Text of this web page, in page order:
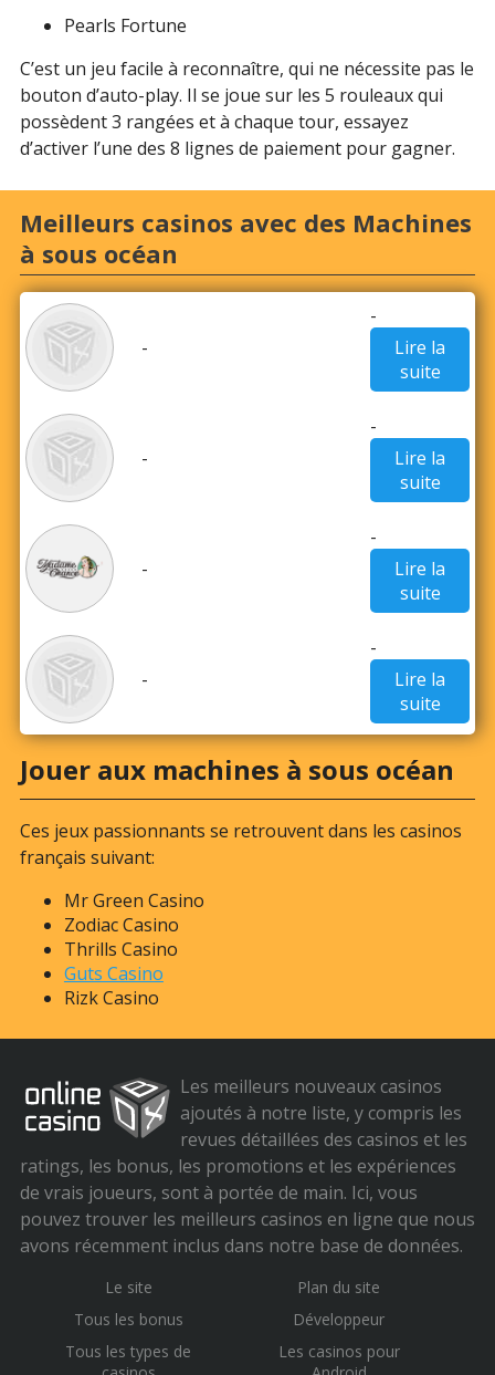
luttes acharnées, aux traversées de marins intrépides,
à la rencontre imprévue des individus légendaires.
Aussi, si vous aimez l’océan et son monde, ce jeu vous
transportera dans ses profondeurs et vous fera rêver.
Avec l’atmosphère exaltante et humide des mers et
océans, les machines à sous s’accroissent dans nos
casinos. Plus de quatre-vingt machines sont
retrouvées pour jouer des guerres maritimes avec des
pirates, des poissons géants, et d’autres créatures
surhumaines. Vous retrouverez cette ambiance
aquatique avec Sea Hunter, Legend Of Triton, Mr Hat:
sunshine, beach party, robinson, wasa, beach, pirates
bay, etc.
Pearls Fortune
C’est un jeu facile à reconnaître, qui ne nécessite pas le
bouton d’auto-play. Il se joue sur les 5 rouleaux qui
possèdent 3 rangées et à chaque tour, essayez
d’activer l’une des 8 lignes de paiement pour gagner.
Meilleurs casinos avec des Machines
à sous océan
-
-
Lire la
suite
-
-
Lire la
suite
-
-
Lire la
suite
-
-
Lire la
suite
Jouer aux machines à sous océan
Ces jeux passionnants se retrouvent dans les casinos
français suivant:
Mr Green Casino
Zodiac Casino
Thrills Casino
Guts Casino
Rizk Casino
Les meilleurs nouveaux casinos
ajoutés à notre liste, y compris les
revues détaillées des casinos et les
ratings, les bonus, les promotions et les expériences
de vrais joueurs, sont à portée de main. Ici, vous
pouvez trouver les meilleurs casinos en ligne que nous
avons récemment inclus dans notre base de données.
Le site
Plan du site
Tous les bonus
Développeur
Tous les types de
Les casinos pour